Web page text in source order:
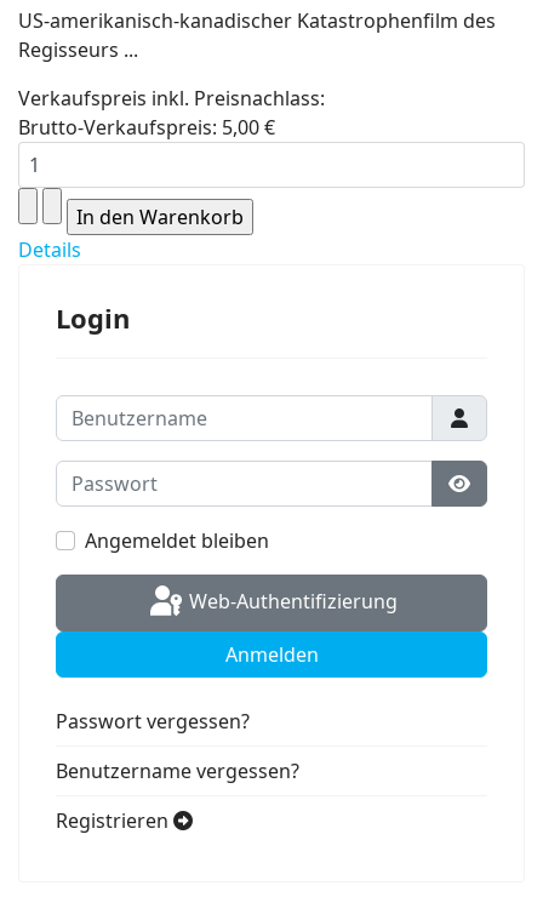
US-amerikanisch-kanadischer Katastrophenfilm des
Regisseurs ...
Verkaufspreis inkl. Preisnachlass:
Brutto-Verkaufspreis: 5,00 €
Details
Login
Benutzername
Passwort
Angemeldet bleiben
Web-Authentifizierung
Anmelden
Passwort vergessen?
Benutzername vergessen?
Registrieren